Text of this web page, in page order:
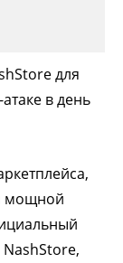
для
в день
мощной